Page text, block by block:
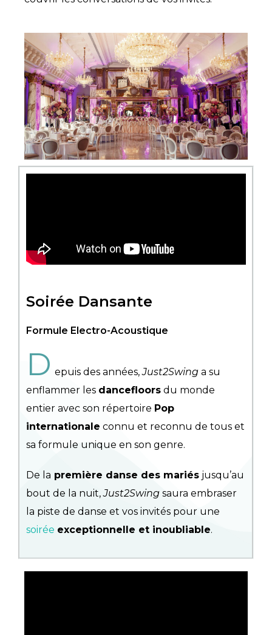
Soirée Dansante
Formule Electro-Acoustique
D epuis des années,Just2Swing a su
enflammer les dancefloors du monde
entier avec son répertoire Pop
internationale connu et reconnu de tous et
sa formule unique en son genre.
De la première danse des mariés jusqu’au
bout de la nuit,Just2Swing saura embraser
la piste de danse et vos invités pour une
soirée exceptionnelle et inoubliable.